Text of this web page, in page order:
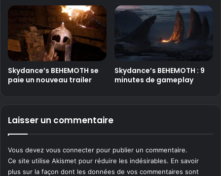
Skydance’s BEHEMOTH se
paie un nouveau trailer
Skydance’s BEHEMOTH : 9
minutes de gameplay
Laisser un commentaire
Vous devez vous connecter pour publier un commentaire.
Ce site utilise Akismet pour réduire les indésirables. En savoir
plus sur la façon dont les données de vos commentaires sont